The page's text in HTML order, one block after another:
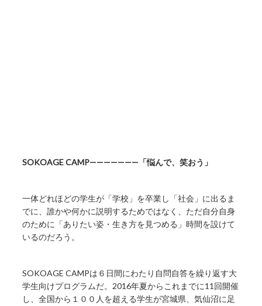
SOKOAGE CAMP———————「悩んで、笑おう」
一体どれほどの学生が「学校」を卒業し「社会」に出るま
でに、誰かや何かに説明するためではなく、ただ自分自身
のために「ありたい姿・生き方を見つめる」時間を設けて
いるのだろう。
SOKOAGE CAMPは６日間にわたり自問自答を繰り返す大
学生向けプログラムだ。2016年夏からこれまでに11回開催
し、全国から１００人を超える学生が宮城県、気仙沼に足